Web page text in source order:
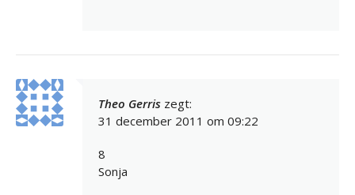
Theo Gerris zegt:
31 december 2011 om 09:22
8
Sonja